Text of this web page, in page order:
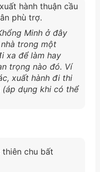
hành thuận cầu
phù trợ.
Minh ở đây
trong một
xa để làm hay
trọng nào đó. Ví
xuất hành đi thi
dụng khi có thể
chu bất